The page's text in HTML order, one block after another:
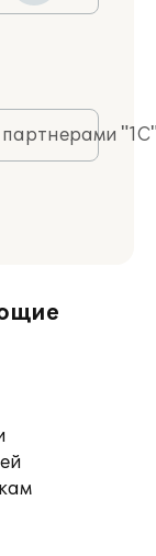
партнерами